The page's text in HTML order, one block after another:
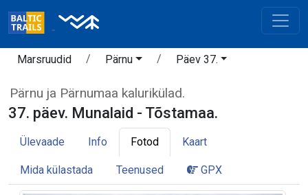
Marsruudid Pärnu Päev 37.
Pärnu ja Pärnumaa kalurikülad.
37. päev. Munalaid - Tõstamaa.
Ülevaade Info Fotod Kaart
Mida külastada Teenused GPX